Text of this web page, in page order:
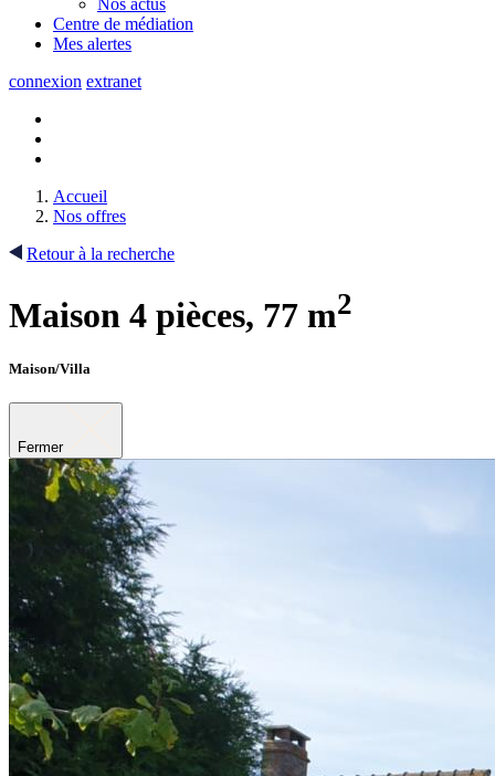
Centre de médiation
Mes alertes
connexion extranet
Accueil
Nos offres
Retour à la recherche
Maison 4 pièces, 77 m2
Maison/Villa
Fermer